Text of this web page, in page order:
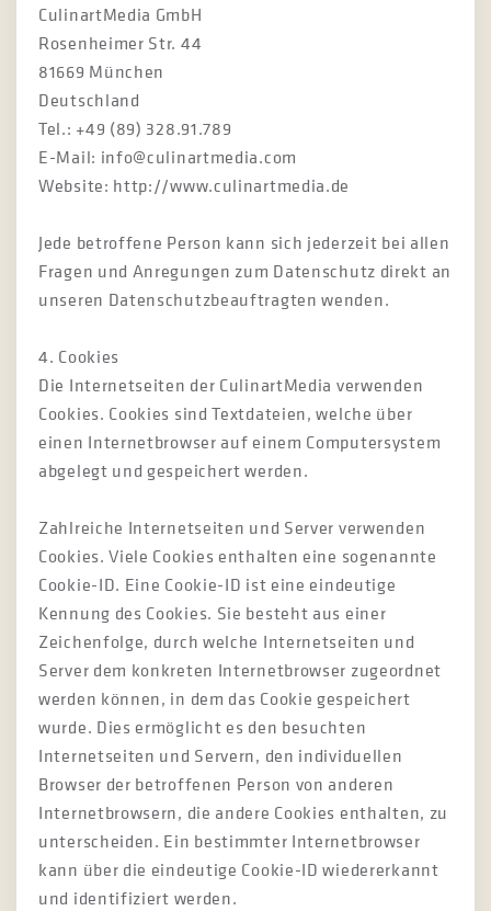
CulinartMedia GmbH
Rosenheimer Str. 44
81669 München
Deutschland
Tel.: +49 (89) 328.91.789
E-Mail: info@culinartmedia.com
Website: http://www.culinartmedia.de
Jede betroffene Person kann sich jederzeit bei allen
Fragen und Anregungen zum Datenschutz direkt an
unseren Datenschutzbeauftragten wenden.
4. Cookies
Die Internetseiten der CulinartMedia verwenden
Cookies. Cookies sind Textdateien, welche über
einen Internetbrowser auf einem Computersystem
abgelegt und gespeichert werden.
Zahlreiche Internetseiten und Server verwenden
Cookies. Viele Cookies enthalten eine sogenannte
Cookie-ID. Eine Cookie-ID ist eine eindeutige
Kennung des Cookies. Sie besteht aus einer
Zeichenfolge, durch welche Internetseiten und
Server dem konkreten Internetbrowser zugeordnet
werden können, in dem das Cookie gespeichert
wurde. Dies ermöglicht es den besuchten
Internetseiten und Servern, den individuellen
Browser der betroffenen Person von anderen
Internetbrowsern, die andere Cookies enthalten, zu
unterscheiden. Ein bestimmter Internetbrowser
kann über die eindeutige Cookie-ID wiedererkannt
und identifiziert werden.